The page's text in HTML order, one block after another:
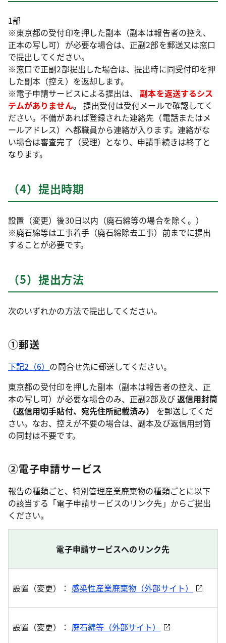
1部
※東京都の受付印を押した副本（副本は報告者の控え、
正本の写し可）が必要な場合は、正副2部を郵送又は窓口
で提出してください。
※窓口で正副2部提出した場合は、提出時に同受付印を押
した副本（控え）を返却します。
※電子申請サービスによる提出は、
副本を返送するシス
テムがありません。 提出受付は受付メールで確認してく
ださい。不備があれば登録された連絡先（電話またはメ
ールアドレス）へ都職員から連絡が入ります。連絡がな
い場合は審査完了（受理）となり、申請手続きは終了と
なります。
（4）提出時期
設置（変更）後30日以内（廃石綿等の場合を除く。）
※廃石綿等は工事着手（廃石綿除去工事）前までに提出
することが必要です。
（5）提出方法
次のいずれかの方法で提出してください。
①郵送
下記2（6） の問合せ先に郵送してください。
東京都の受付印を押した副本（副本は報告者の控え、正
本の写し可）が必要な場合のみ、正副2部及び返信用封筒
（返信用切手貼付、宛先住所記載済み）
を郵送してくだ
さい。なお、控えが不要の場合は、副本及び返信用封筒
の同封は不要です。
②電子申請サービス
報告の種類ごと、特別管理産業廃棄物の種類ごとに以下
の該当する「電子申請サービスのリンク先」からご提出
ください。
電子申請サービスへのリンク先
設置（変更）： 感染性産業廃棄物（外部サイト）
設置（変更）： 廃石綿等（外部サイト）